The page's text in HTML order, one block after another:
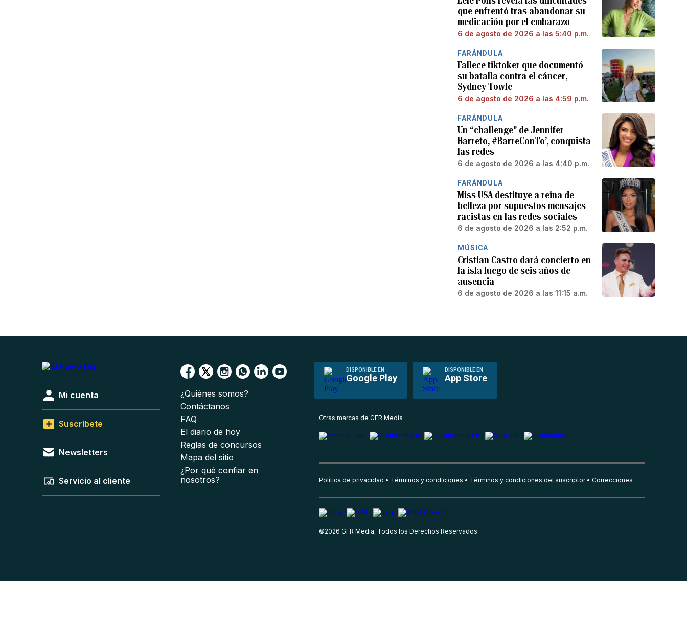
que enfrentó tras abandonar su
medicación por el embarazo
6 de agosto de 2026 a las 5:40 p.m.
FARÁNDULA
Fallece tiktoker que documentó
su batalla contra el cáncer,
Sydney Towle
6 de agosto de 2026 a las 4:59 p.m.
FARÁNDULA
Un “challenge” de Jennifer
Barreto, #BarreConTo’, conquista
las redes
6 de agosto de 2026 a las 4:40 p.m.
FARÁNDULA
Miss USA destituye a reina de
belleza por supuestos mensajes
racistas en las redes sociales
6 de agosto de 2026 a las 2:52 p.m.
MÚSICA
Cristian Castro dará concierto en
la isla luego de seis años de
ausencia
6 de agosto de 2026 a las 11:15 a.m.
DISPONIBLE EN
Google Play
DISPONIBLE EN
App Store
Mi cuenta
Suscríbete
Newsletters
Servicio al cliente
¿Quiénes somos?
Contáctanos
FAQ
El diario de hoy
Reglas de concursos
Mapa del sitio
¿Por qué confiar en
nosotros?
Otras marcas de GFR Media
Política de privacidad Términos y condiciones Términos y condiciones del suscriptor Correcciones
©2026 GFR Media, Todos los Derechos Reservados.